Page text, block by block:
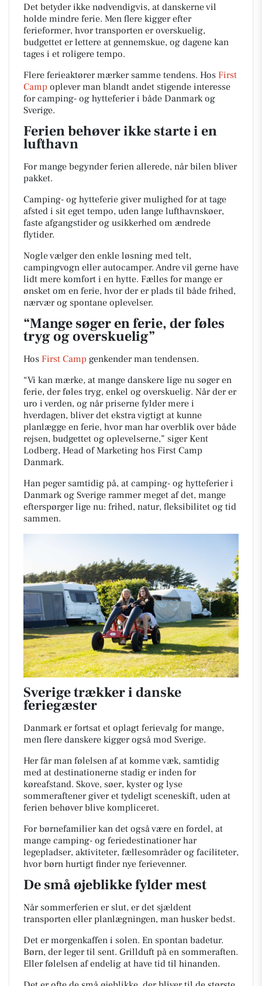
Det betyder ikke nødvendigvis, at danskerne vil
holde mindre ferie. Men flere kigger efter
ferieformer, hvor transporten er overskuelig,
budgettet er lettere at gennemskue, og dagene kan
tages i et roligere tempo.
Flere ferieaktører mærker samme tendens. Hos First
Camp oplever man blandt andet stigende interesse
for camping- og hytteferier i både Danmark og
Sverige.
Ferien behøver ikke starte i en
lufthavn
For mange begynder ferien allerede, når bilen bliver
pakket.
Camping- og hytteferie giver mulighed for at tage
afsted i sit eget tempo, uden lange lufthavnskøer,
faste afgangstider og usikkerhed om ændrede
flytider.
Nogle vælger den enkle løsning med telt,
campingvogn eller autocamper. Andre vil gerne have
lidt mere komfort i en hytte. Fælles for mange er
ønsket om en ferie, hvor der er plads til både frihed,
nærvær og spontane oplevelser.
“Mange søger en ferie, der føles
tryg og overskuelig”
Hos First Camp genkender man tendensen.
“Vi kan mærke, at mange danskere lige nu søger en
ferie, der føles tryg, enkel og overskuelig. Når der er
uro i verden, og når priserne fylder mere i
hverdagen, bliver det ekstra vigtigt at kunne
planlægge en ferie, hvor man har overblik over både
rejsen, budgettet og oplevelserne,” siger Kent
Lodberg, Head of Marketing hos First Camp
Danmark.
Han peger samtidig på, at camping- og hytteferier i
Danmark og Sverige rammer meget af det, mange
efterspørger lige nu: frihed, natur, fleksibilitet og tid
sammen.
Sverige trækker i danske
feriegæster
Danmark er fortsat et oplagt ferievalg for mange,
men flere danskere kigger også mod Sverige.
Her får man følelsen af at komme væk, samtidig
med at destinationerne stadig er inden for
køreafstand. Skove, søer, kyster og lyse
sommeraftener giver et tydeligt sceneskift, uden at
ferien behøver blive kompliceret.
For børnefamilier kan det også være en fordel, at
mange camping- og feriedestinationer har
legepladser, aktiviteter, fællesområder og faciliteter,
hvor børn hurtigt finder nye ferievenner.
De små øjeblikke fylder mest
Når sommerferien er slut, er det sjældent
transporten eller planlægningen, man husker bedst.
Det er morgenkaffen i solen. En spontan badetur.
Børn, der leger til sent. Grillduft på en sommeraften.
Eller følelsen af endelig at have tid til hinanden.